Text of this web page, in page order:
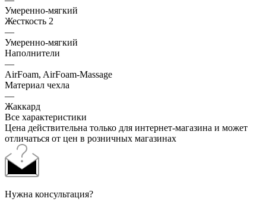
Умеренно-мягкий
Жесткость 2
—
Умеренно-мягкий
Наполнители
—
AirFoam, AirFoam-Massage
Материал чехла
—
Жаккард
Все характеристики
Цена действительна только для интернет-магазина и может
отличаться от цен в розничных магазинах
Нужна консультация?